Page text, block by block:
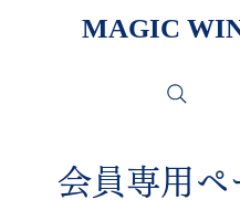
MAGIC
会員専用ペ